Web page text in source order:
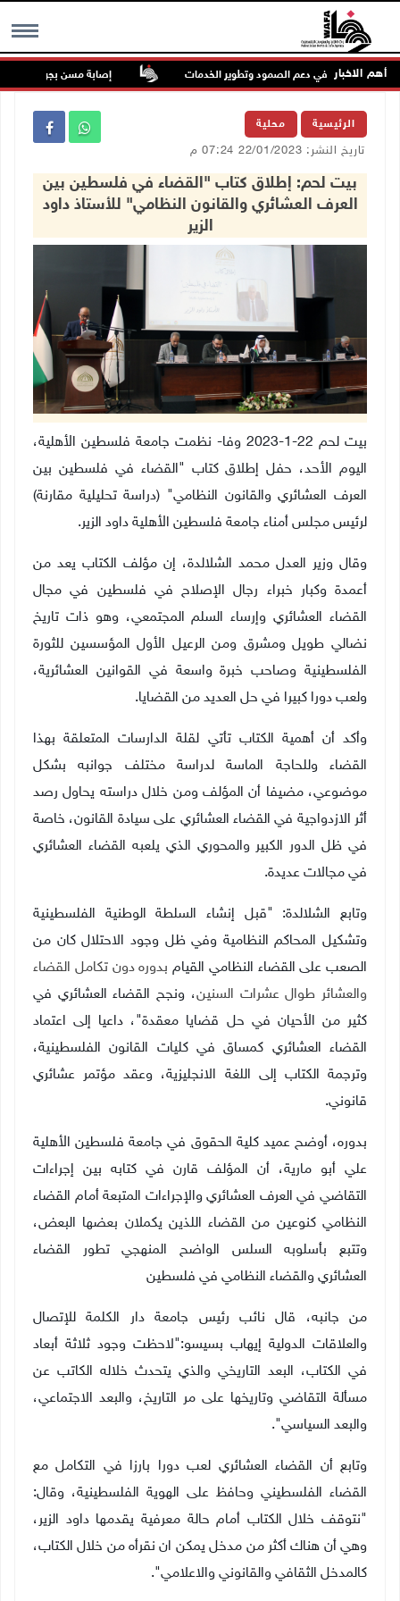
MENU أهم الاخبار
البلديات في دعم الصمود وتطوير الخدمات إصابة مسن بجروح ورضوض إثر
الرئيسية محلية
تاريخ النشر: 22/01/2023 07:24 م
بيت لحم: إطلاق كتاب "القضاء في فلسطين بين
العرف العشائري والقانون النظامي" للأستاذ داود
الزير
بيت لحم 22-1-2023 وفا- نظمت جامعة فلسطين الأهلية،
اليوم الأحد، حفل إطلاق كتاب "القضاء في فلسطين بين
العرف العشائري والقانون النظامي" (دراسة تحليلية مقارنة)
لرئيس مجلس أمناء جامعة فلسطين الأهلية داود الزير.
وقال وزير العدل محمد الشلالدة، إن مؤلف الكتاب يعد من
أعمدة وكبار خبراء رجال الإصلاح في فلسطين في مجال
القضاء العشائري وإرساء السلم المجتمعي، وهو ذات تاريخ
نضالي طويل ومشرق ومن الرعيل الأول المؤسسين للثورة
الفلسطينية وصاحب خبرة واسعة في القوانين العشائرية،
ولعب دورا كبيرا في حل العديد من القضايا.
وأكد أن أهمية الكتاب تأتي لقلة الدارسات المتعلقة بهذا
القضاء وللحاجة الماسة لدراسة مختلف جوانبه بشكل
موضوعي، مضيفا أن المؤلف ومن خلال دراسته يحاول رصد
أثر الازدواجية في القضاء العشائري على سيادة القانون، خاصة
في ظل الدور الكبير والمحوري الذي يلعبه القضاء العشائري
في مجالات عديدة.
وتابع الشلالدة: "قبل إنشاء السلطة الوطنية الفلسطينية
وتشكيل المحاكم النظامية وفي ظل وجود الاحتلال كان من
الصعب على القضاء النظامي القيام بدوره دون تكامل القضاء
والعشائر طوال عشرات السنين، ونجح القضاء العشائري في
كثير من الأحيان في حل قضايا معقدة"، داعيا إلى اعتماد
القضاء العشائري كمساق في كليات القانون الفلسطينية،
وترجمة الكتاب إلى اللغة الانجليزية، وعقد مؤتمر عشائري
قانوني.
بدوره، أوضح عميد كلية الحقوق في جامعة فلسطين الأهلية
علي أبو مارية، أن المؤلف قارن في كتابه بين إجراءات
التقاضي في العرف العشائري والإجراءات المتبعة أمام القضاء
النظامي كنوعين من القضاء اللذين يكملان بعضها البعض،
وتتبع بأسلوبه السلس الواضح المنهجي تطور القضاء
العشائري والقضاء النظامي في فلسطين
من جانبه، قال
نائب رئيس جامعة دار الكلمة للإتصال
والعلاقات الدولية إيهاب بسيسو:"لاحظت وجود ثلاثة أبعاد
في الكتاب، البعد التاريخي والذي يتحدث خلاله الكاتب عن
مسألة التقاضي وتاريخها على مر التاريخ، والبعد الاجتماعي،
والبعد السياسي".
وتابع أن القضاء العشائري لعب دورا بارزا في التكامل مع
القضاء الفلسطيني وحافظ على الهوية الفلسطينية، وقال:
"نتوقف خلال الكتاب أمام حالة معرفية يقدمها داود الزير،
وهي أن هناك أكثر من مدخل يمكن ان نقرأه من خلال الكتاب،
كالمدخل الثقافي والقانوني والاعلامي".